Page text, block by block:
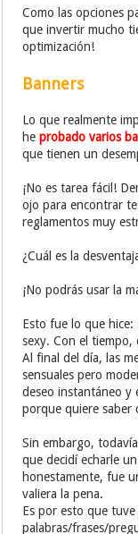
Como las opciones
que invertir mucho
optimización!
Banners
Lo que realmente
heprobado varios
que tienen un
¡No es tarea fácil!
ojo para encontrar
reglamentos muy
¿Cuál es la
¡No podrás usar la
Esto fue lo que hice:
sexy. Con el tiempo,
Al final del día, las
sensuales pero
deseo instantáneo y
porque quiere saber
Sin embargo,
que decidí echarle
honestamente, fue
valiera la pena.
Es por esto que
palabras/frases/